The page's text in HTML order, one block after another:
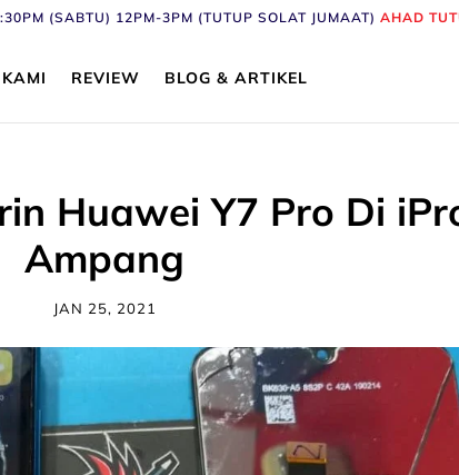
(SABTU) 12PM-3PM (TUTUP SOLAT JUMAAT)AHAD
REVIEW BLOG & ARTIKEL
Huawei Y7 Pro Di
Ampang
JAN 25, 2021